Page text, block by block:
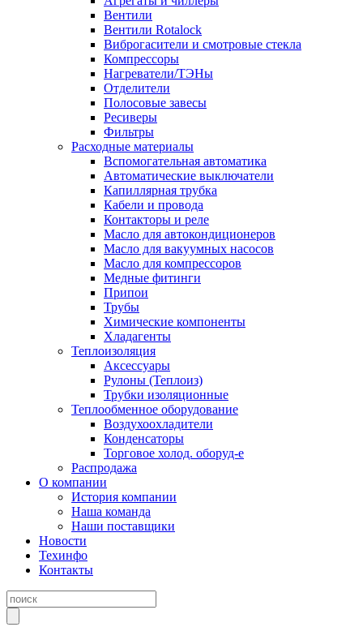
Вентили
Вентили Rotalock
Виброгасители и смотровые стекла
Компрессоры
Нагреватели/ТЭНы
Отделители
Полосовые завесы
Ресиверы
Фильтры
Расходные материалы
Вспомогательная автоматика
Автоматические выключатели
Капиллярная трубка
Кабели и провода
Контакторы и реле
Масло для автокондиционеров
Масло для вакуумных насосов
Масло для компрессоров
Медные фитинги
Припои
Трубы
Химические компоненты
Хладагенты
Теплоизоляция
Аксессуары
Рулоны (Теплоиз)
Трубки изоляционные
Теплообменное оборудование
Воздухоохладители
Конденсаторы
Торговое холод. оборуд-е
Распродажа
О компании
История компании
Наша команда
Наши поставщики
Новости
Техинфо
Контакты